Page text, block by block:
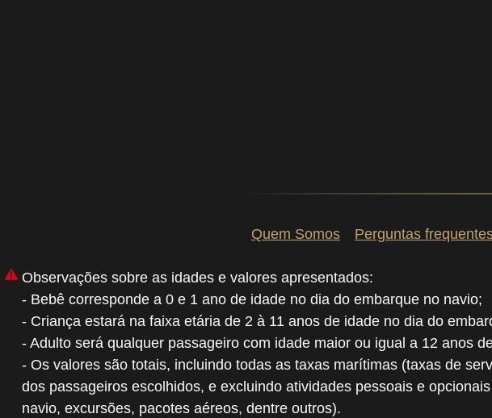
Quem Somos Perguntas
Observações sobre as idades e valores apresentados:
- Bebê corresponde a 0 e 1 ano de idade no dia do embarque no navio;
- Criança estará na faixa etária de 2 à 11 anos de idade no dia do
- Adulto será qualquer passageiro com idade maior ou igual a 12 anos
- Os valores são totais, incluindo todas as taxas marítimas (taxas de
dos passageiros escolhidos, e excluindo atividades pessoais e
navio, excursões, pacotes aéreos, dentre outros).